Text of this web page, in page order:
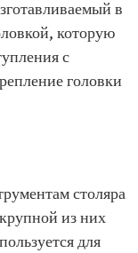
в
которую
с
головки
столяра
из них
для